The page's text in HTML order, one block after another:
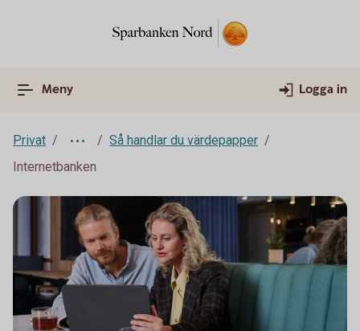
Meny Logga in
Privat
Så handlar du värdepapper
Internetbanken